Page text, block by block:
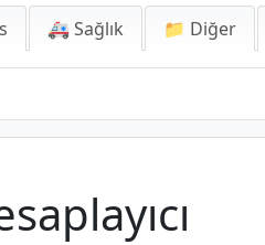
🚑 Sağlık 📁 Diğer